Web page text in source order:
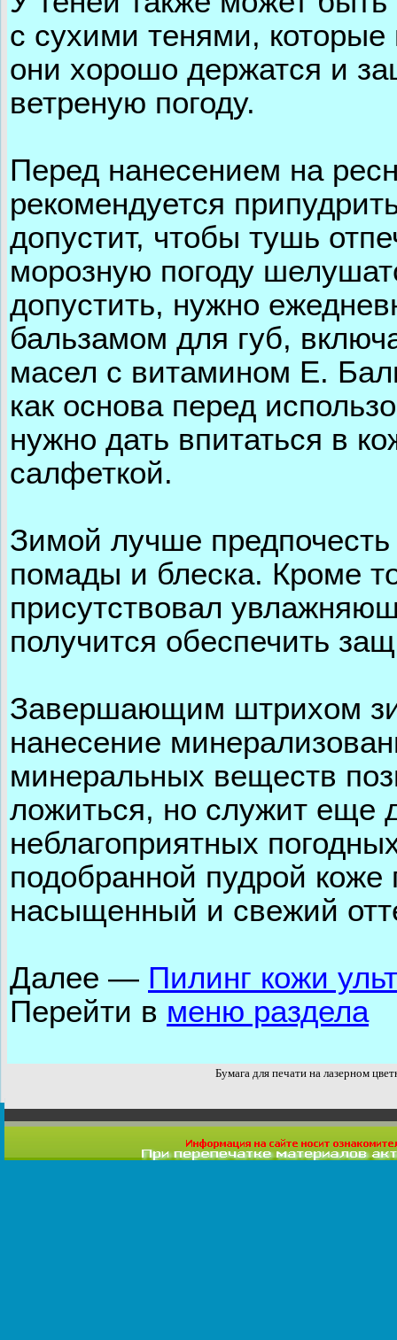
с сухими тенями, которые
они хорошо держатся и
ветреную погоду.
Перед нанесением на
рекомендуется
допустит, чтобы тушь
морозную погоду
допустить, нужно
бальзамом для губ,
масел с витамином Е.
как основа перед
нужно дать впитаться в
салфеткой.
Зимой лучше
помады и блеска. Кроме
присутствовал
получится обеспечить
Завершающим штрихом
нанесение
минеральных веществ
ложиться, но служит еще
неблагоприятных
подобранной пудрой
насыщенный и свежий
Далее — Пилинг кожи
Перейти в меню раздела
Бумага для печати на лазерном